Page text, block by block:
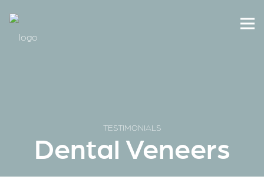
TESTIMONIALS
Dental Veneers